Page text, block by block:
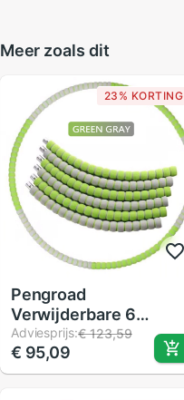
Meer zoals dit
23% KORTING
Pengroad
Verwijderbare 6
Stukken Dunne Taille
Fitness Hoop Foam
Hoepel Gym
Adviesprijs:€ 123,59
€ 95,09